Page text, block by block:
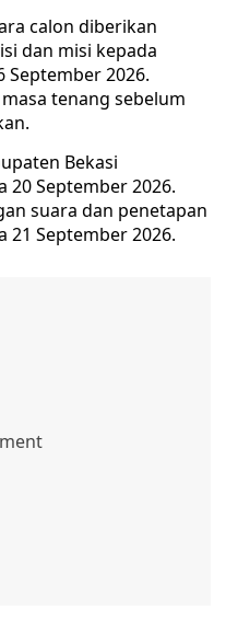
calon diberikan
dan misi kepada
September 2026.
tenang sebelum
Bekasi
September 2026.
suara dan penetapan
September 2026.